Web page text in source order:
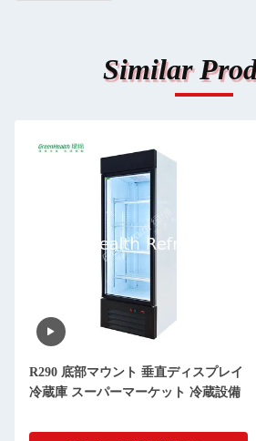
Similar
R290 底部マウント 垂直ディスプレイ
冷蔵庫 スーパーマーケット 冷蔵設備